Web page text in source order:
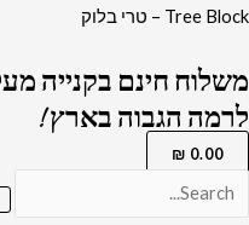
דילוג
Tree Block – טרי בלוק
לרמה הגבוה בארץ !
0.00
₪
כמות
2774
-
ברכת